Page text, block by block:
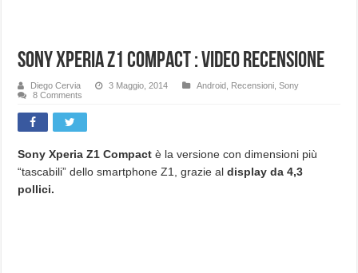
Sony Xperia Z1 Compact : Video recensione
Diego Cervia 3 Maggio, 2014 Android Recensioni ,Sony
8 Comments
Sony Xperia Z1 Compact è la versione con dimensioni più
“tascabili” dello smartphone Z1, grazie al display da 4,3
pollici.